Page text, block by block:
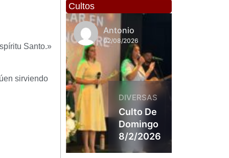
Santo.»
sirviendo
Cultos
Antonio
02/08/2026
DIVERSAS
Culto De
Domingo
8/2/2026